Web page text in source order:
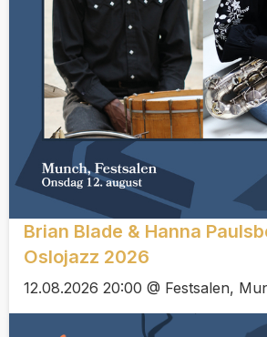
Brian Blade & Hanna
Oslojazz 2026
12.08.2026 20:00 @ Festsalen,